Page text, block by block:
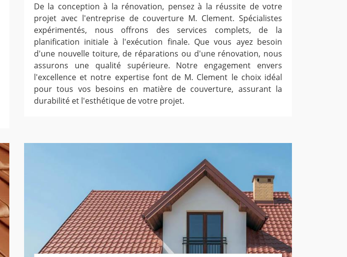
De la conception à la rénovation, pensez à la réussite de votre
projet avec l'entreprise de couverture M. Clement. Spécialistes
expérimentés, nous offrons des services complets, de la
planification initiale à l'exécution finale. Que vous ayez besoin
d'une nouvelle toiture, de réparations ou d'une rénovation, nous
assurons une qualité supérieure. Notre engagement envers
l'excellence et notre expertise font de M. Clement le choix idéal
pour tous vos besoins en matière de couverture, assurant la
durabilité et l'esthétique de votre projet.